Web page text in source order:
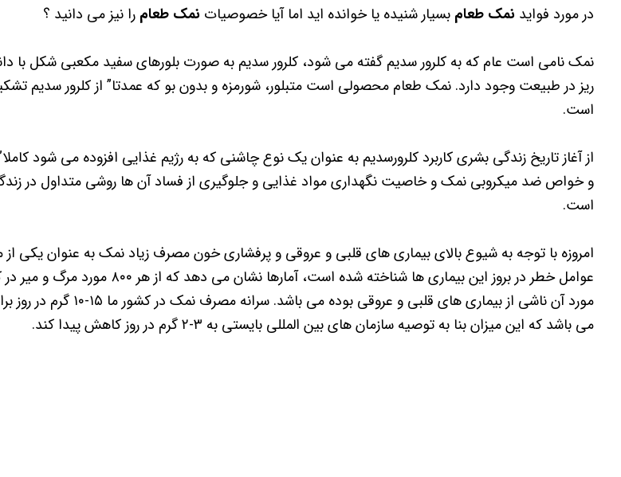
در مورد فواید نمک طعام بسیار شنیده یا خوانده اید اما آیا خصوصیات نمک طعام را نیز می دانید ؟
نمک نامی است عام که به کلرور سدیم گفته می شود، کلرور سدیم به صورت بلورهای سفید مکعبی شکل با
ریز در طبیعت وجود دارد. نمک طعام محصولی است متبلور، شورمزه و بدون بو که عمدتا” از کلرور سدیم
است.
از آغاز تاریخ زندگی بشری کاربرد کلرورسدیم به عنوان یک نوع چاشنی که به رژیم غذایی افزوده می شود
و خواص ضد میکروبی نمک و خاصیت نگهداری مواد غذایی و جلوگیری از فساد آن ها روشی متداول در
است.
امروزه با توجه به شیوع بالای بیماری های قلبی و عروقی و پرفشاری خون مصرف زیاد نمک به عنوان یکی از
مورد آن ناشی از بیماری های قلبی و عروقی بوده می باشد.
می باشد که این میزان بنا به توصیه سازمان های بین المللی بایستی به ۳-۲ گرم در روز کاهش پیدا کند.